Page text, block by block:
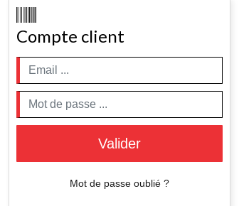
Compte client
Valider
Mot de passe oublié ?